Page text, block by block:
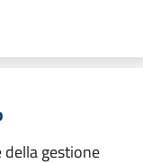
della gestione